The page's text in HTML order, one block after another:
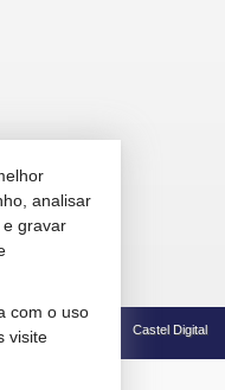
Castel Digital
analisar
gravar
com o uso
visite